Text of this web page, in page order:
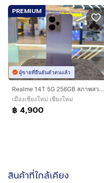
PREMIUM
ผู้ขายที่ยืนยันตัวตนแล้ว
Realme 14T 5G 256GB สภาพสวย เครื่องไทย
เมืองเชียงใหม่ เชียงใหม่
฿ 4,900
สินค้าที่ใกล้เคียง